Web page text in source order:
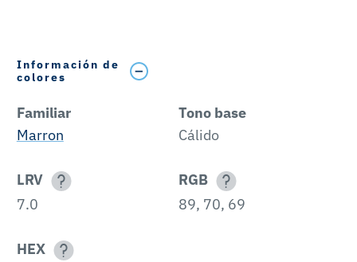
Información de
colores
Familiar
Marron
Tono base
Cálido
LRV
7.0
RGB
89, 70, 69
HEX